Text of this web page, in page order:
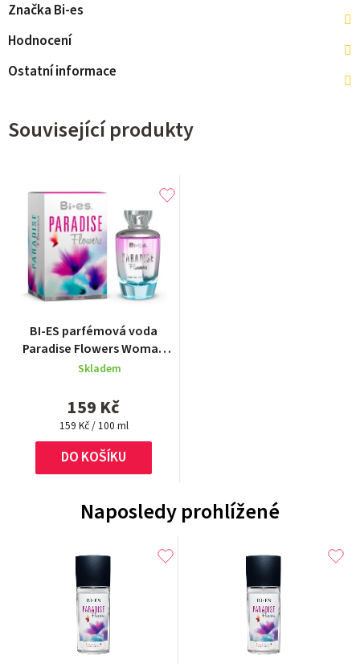
Značka Bi-es
Hodnocení
Ostatní informace
Související produkty
BI-ES parfémová voda
Paradise Flowers Woman
100ml
Skladem
159 Kč
Měrná
cena:
159 Kč / 100 ml
DO KOŠÍKU
Naposledy prohlížené